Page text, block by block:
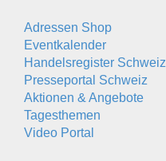
Adressen Shop
Eventkalender
Handelsregister Schweiz
Presseportal Schweiz
Aktionen & Angebote
Tagesthemen
Video Portal